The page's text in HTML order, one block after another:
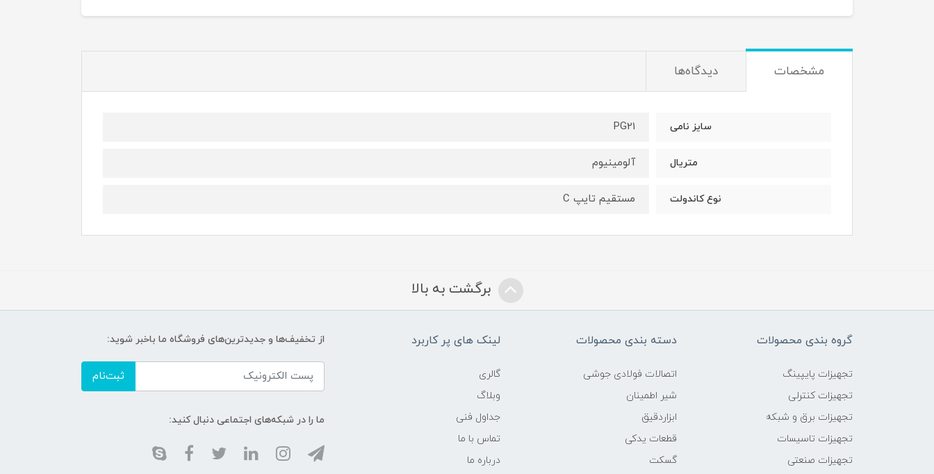
مشخصات دیدگاه‌ها
سایز نامی PG21
متریال آلومینیوم
نوع کاندولت مستقیم تایپ C
برگشت به بالا
گروه بندی محصولات
تجهیزات پایپینگ
تجهیزات کنترلی
تجهیزات برق و شبکه
تجهیزات تاسیسات
تجهیزات صنعتی
دسته بندی محصولات
اتصالات فولادی جوشی
شیر اطمینان
ابزاردقیق
قطعات یدکی
گسکت
لینک های پر کاربرد
گالری
وبلاگ
جداول فنی
تماس با ما
درباره ما
از تخفیف‌ها و جدیدترین‌های فروشگاه ما باخبر شوید:
ثبت‌نام
ما را در شبکه‌های اجتماعی دنبال کنید: